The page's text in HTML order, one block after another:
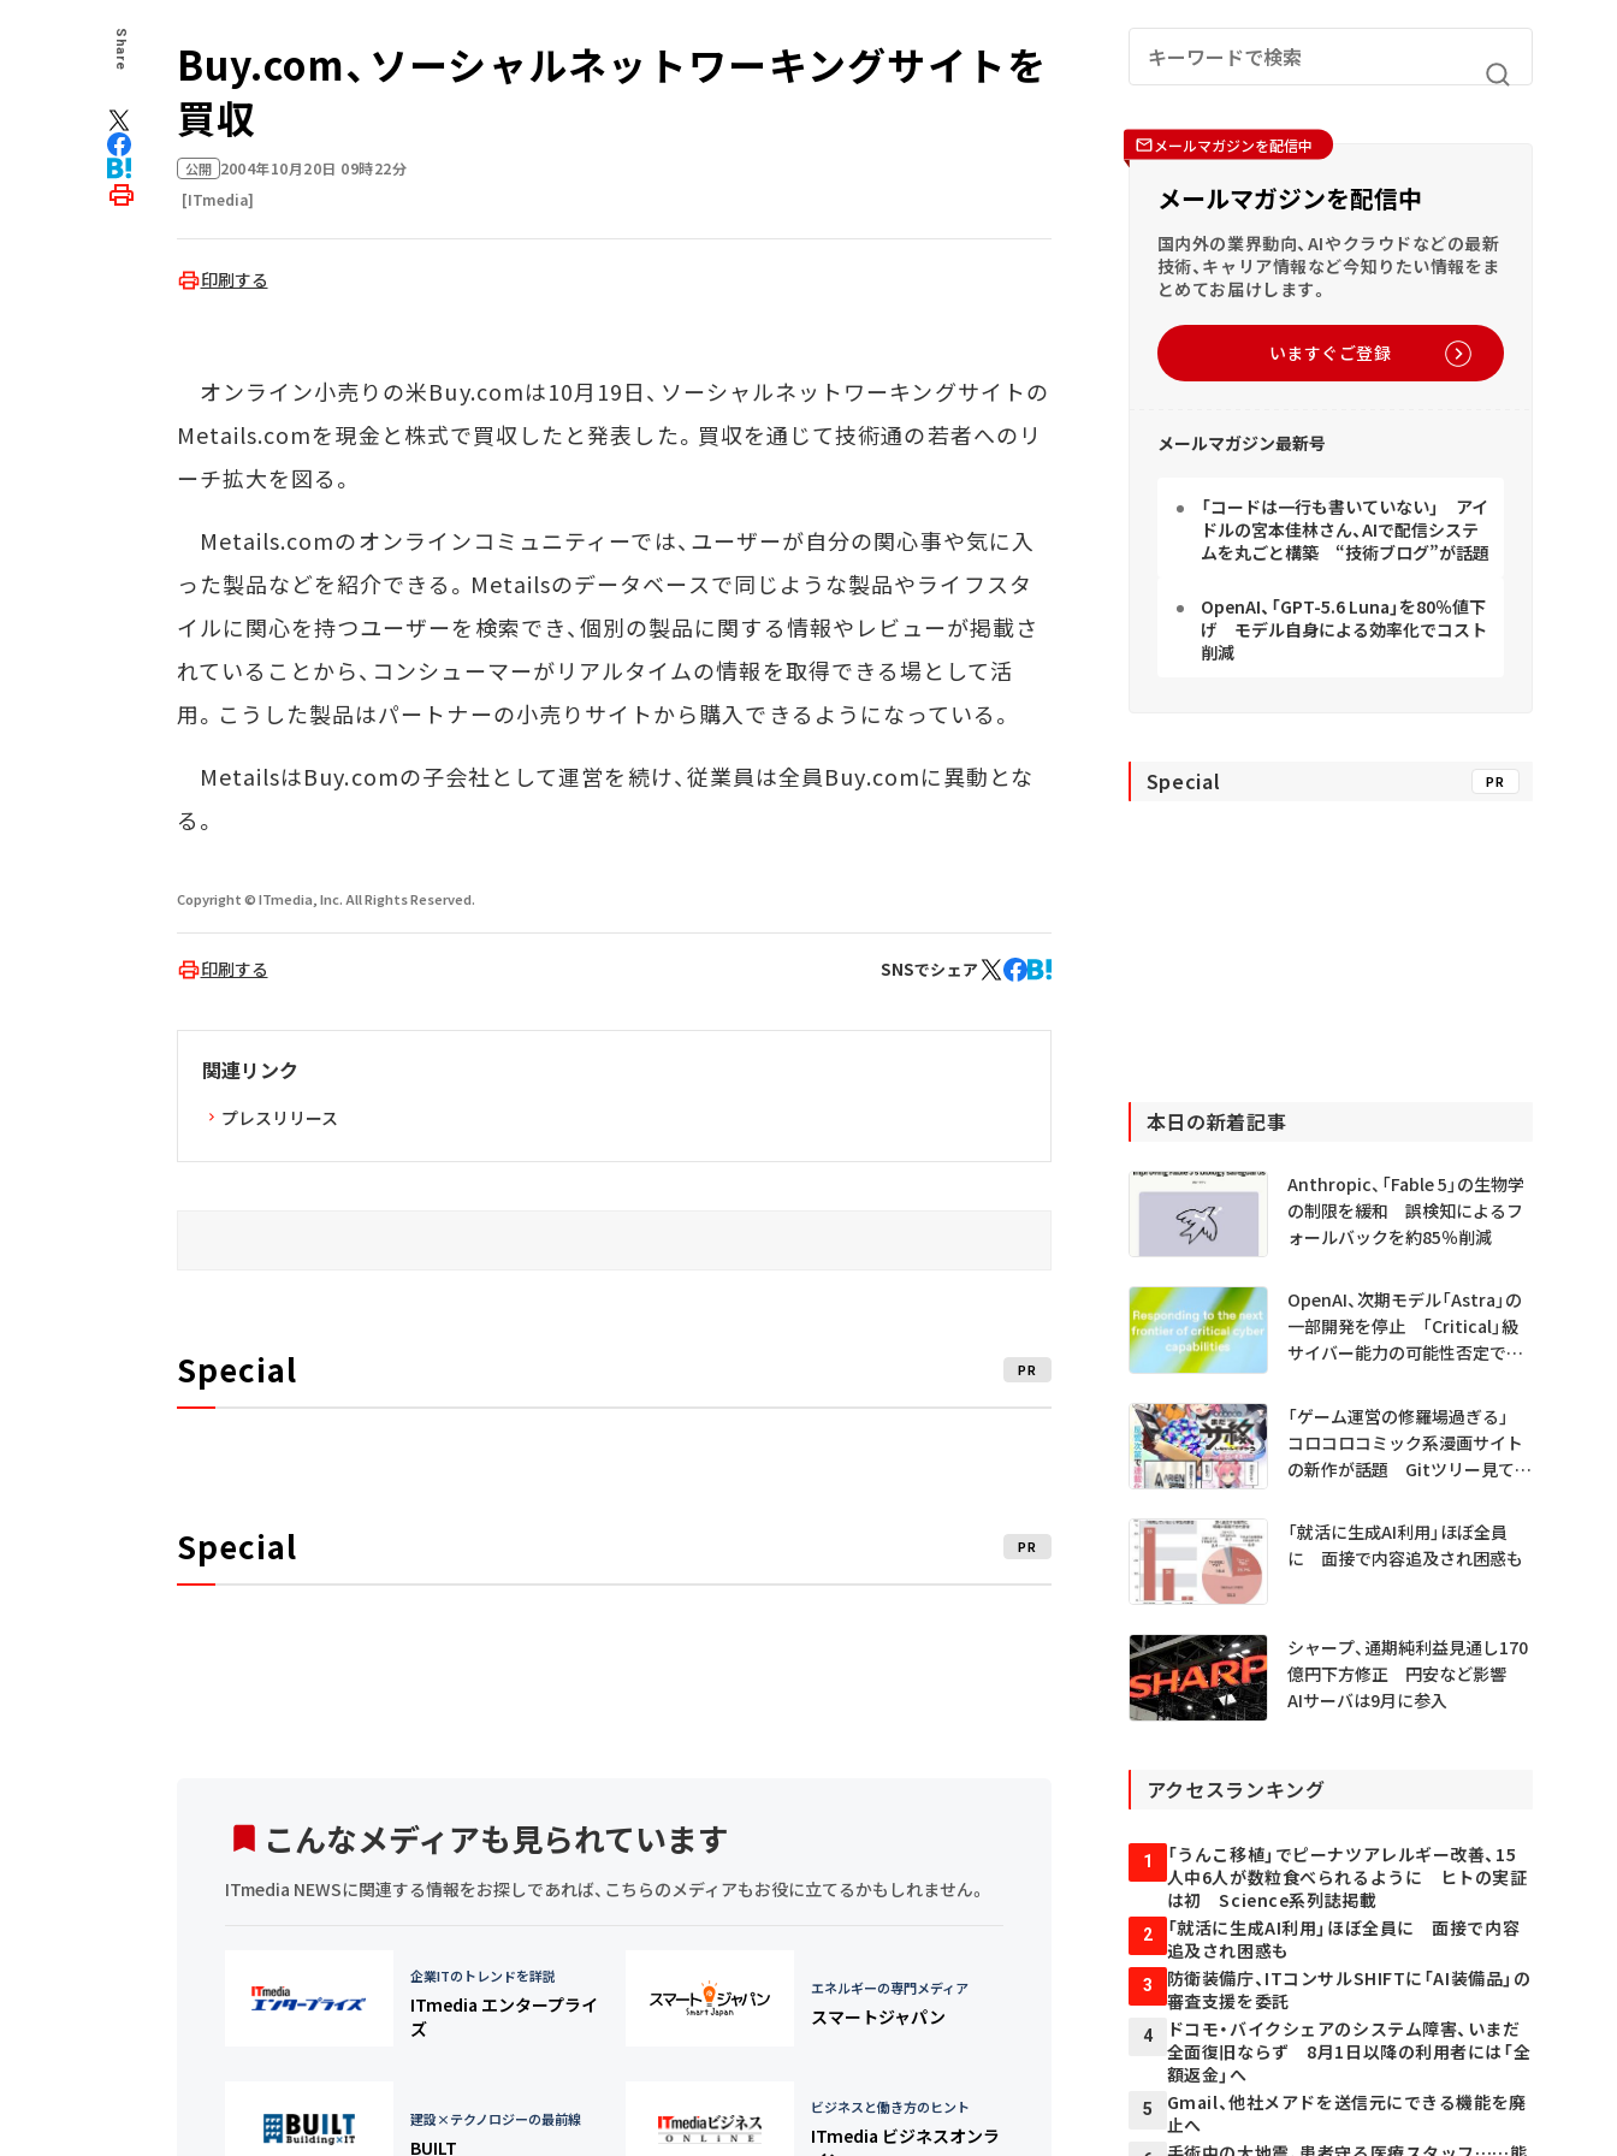
Share
Buy.com、ソーシャルネットワーキングサイトを
買収
公開 2004年10月20日 09時22分
[ITmedia]
印刷する
オンライン小売りの米Buy.comは10月19日、ソーシャルネットワーキングサイトの
Metails.comを現金と株式で買収したと発表した。買収を通じて技術通の若者へのリ
ーチ拡大を図る。
Metails.comのオンラインコミュニティーでは、ユーザーが自分の関心事や気に入
った製品などを紹介できる。Metailsのデータベースで同じような製品やライフスタ
イルに関心を持つユーザーを検索でき、個別の製品に関する情報やレビューが掲載さ
れていることから、コンシューマーがリアルタイムの情報を取得できる場として活
用。こうした製品はパートナーの小売りサイトから購入できるようになっている。
MetailsはBuy.comの子会社として運営を続け、従業員は全員Buy.comに異動とな
る。
Copyright © ITmedia, Inc. All Rights Reserved.
印刷する SNSでシェア
関連リンク
プレスリリース
Special PR
Special PR
こんなメディアも見られています
ITmedia NEWSに関連する情報をお探しであれば、こちらのメディアもお役に立てるかもしれません。
企業ITのトレンドを詳説
ITmedia エンタープライ
ズ
エネルギーの専門メディア
スマートジャパン
建設×テクノロジーの最前線
BUILT
ビジネスと働き方のヒント
ITmedia ビジネスオンラ
メールマガジンを配信中
メールマガジンを配信中
国内外の業界動向、AIやクラウドなどの最新
技術、キャリア情報など今知りたい情報をま
とめてお届けします。
いますぐご登録
メールマガジン最新号
「コードは一行も書いていない」 アイ
ドルの宮本佳林さん、AIで配信システ
ムを丸ごと構築 “技術ブログ”が話題
OpenAI、「GPT-5.6 Luna」を80％値下
げ モデル自身による効率化でコスト
削減
Special PR
本日の新着記事
Anthropic、「Fable 5」の生物学
の制限を緩和 誤検知によるフ
ォールバックを約85％削減
OpenAI、次期モデル「Astra」の
一部開発を停止 「Critical」級
サイバー能力の可能性否定でき
「ゲーム運営の修羅場過ぎる」
コロコロコミック系漫画サイト
の新作が話題 Gitツリー見てガ
「就活に生成AI利用」ほぼ全員
に 面接で内容追及され困惑も
シャープ、通期純利益見通し170
億円下方修正 円安など影響
AIサーバは9月に参入
アクセスランキング
1
「うんこ移植」でピーナツアレルギー改善、15
人中6人が数粒食べられるように ヒトの実証
は初 Science系列誌掲載
2
「就活に生成AI利用」ほぼ全員に 面接で内容
追及され困惑も
3
防衛装備庁、ITコンサルSHIFTに「AI装備品」の
審査支援を委託
4
ドコモ・バイクシェアのシステム障害、いまだ
全面復旧ならず 8月1日以降の利用者には「全
額返金」へ
5
Gmail、他社メアドを送信元にできる機能を廃
止へ